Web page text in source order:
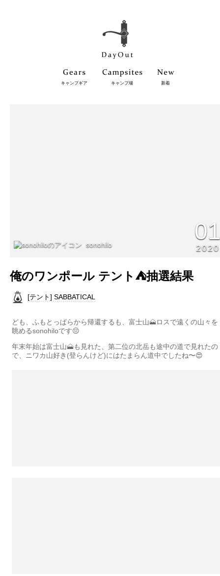
キャンプギア キャンプ場 新着
sonohilo 2020
俺のワンポール テント⛺️抽選結果
[テント] SABBATICAL
ども、ふもとっぱらから帰還するも、富士山🗻ロスで遠くの山々を
眺めるsonohiloです😔
年末年始は富士山🗻も見れた、第二位の北岳も途中の道で見れたの
で、ニワカ山好き(登らんけど)にはたまらん道中でしたね〜😍